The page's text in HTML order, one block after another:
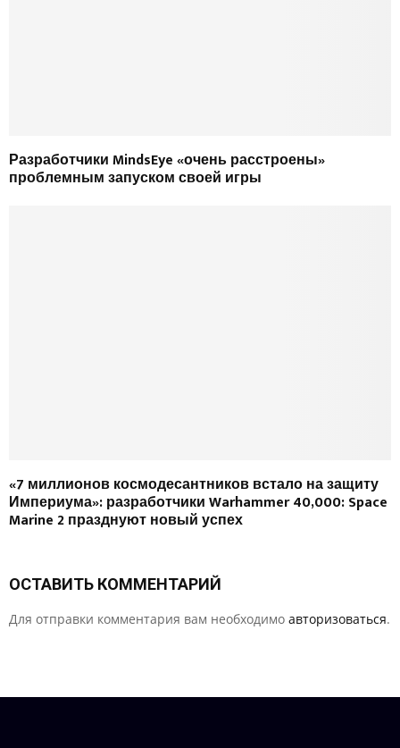
Разработчики MindsEye «очень расстроены»
проблемным запуском своей игры
«7 миллионов космодесантников встало на защиту
Империума»: разработчики Warhammer 40,000: Space
Marine 2 празднуют новый успех
ОСТАВИТЬ КОММЕНТАРИЙ
Для отправки комментария вам необходимо авторизоваться.